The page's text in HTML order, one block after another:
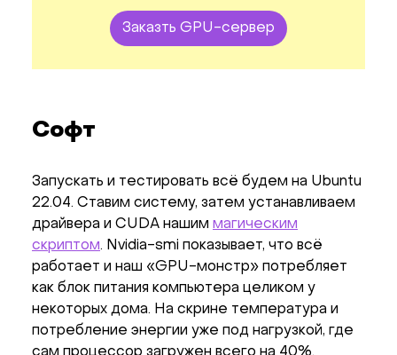
Заказть GPU-сервер
Софт
Запускать и тестировать всё будем на Ubuntu
22.04. Ставим систему, затем устанавливаем
драйвера и CUDA нашим магическим
скриптом. Nvidia-smi показывает, что всё
работает и наш «GPU-монстр» потребляет
как блок питания компьютера целиком у
некоторых дома. На скрине температура и
потребление энергии уже под нагрузкой, где